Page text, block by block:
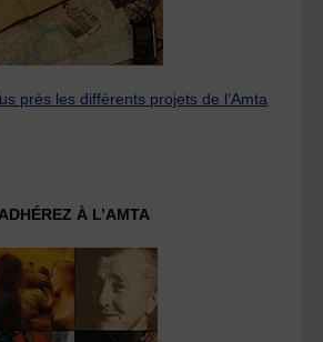
près les différents projets de l’Amta
ADHÉREZ À L’AMTA